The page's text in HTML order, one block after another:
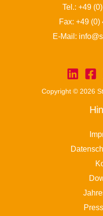
Tel.: +49
Fax: +49 (0)
E-Mail:
Copyright © 2026